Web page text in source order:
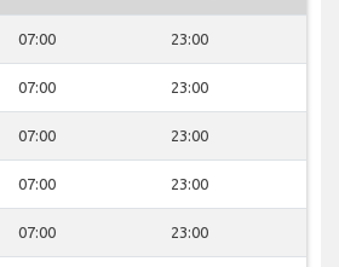
07:00 23:00
07:00 23:00
07:00 23:00
07:00 23:00
07:00 23:00